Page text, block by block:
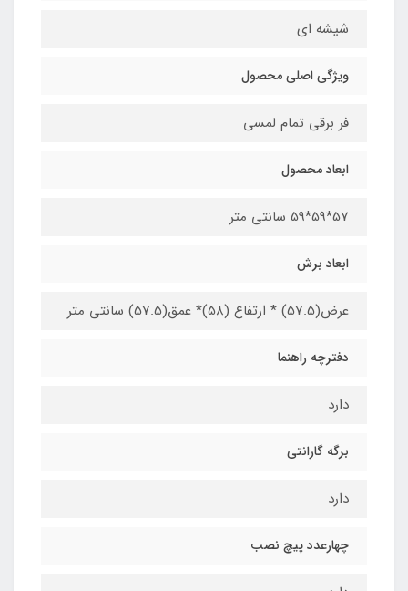
شیشه ای
ویژگی اصلی محصول
فر برقی تمام لمسی
ابعاد محصول
57*59*59 سانتی متر
ابعاد برش
عرض(57.5) * ارتفاع (58)* عمق(57.5) سانتی متر
دفترچه راهنما
دارد
برگه گارانتی
دارد
چهارعدد پیچ نصب